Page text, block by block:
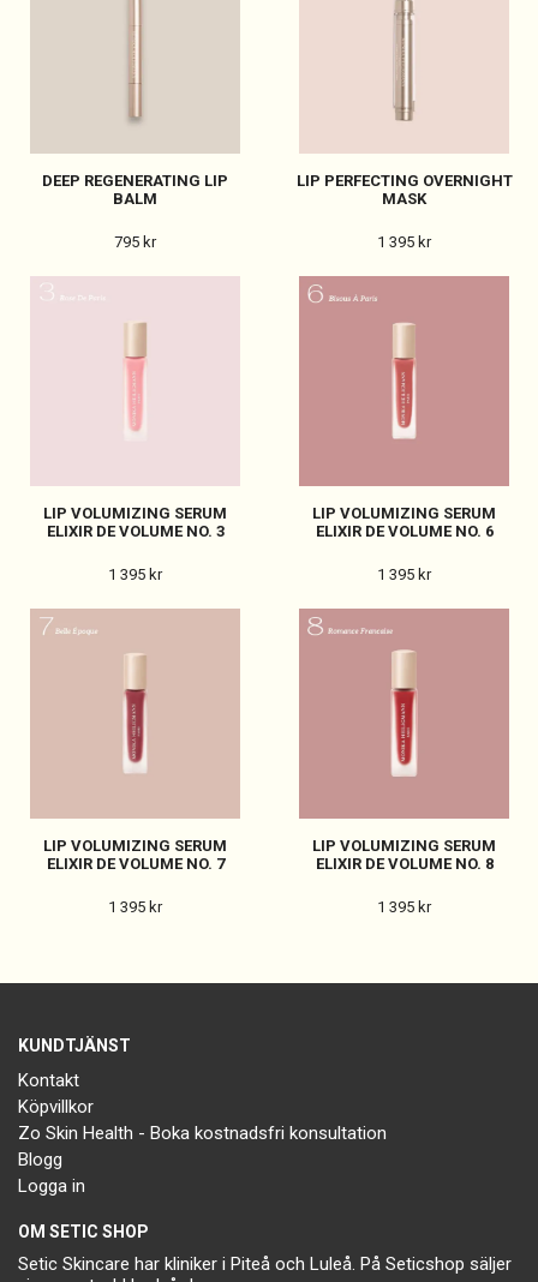
DEEP REGENERATING LIP
BALM
795 kr
LIP PERFECTING OVERNIGHT
MASK
1 395 kr
LIP VOLUMIZING SERUM
ELIXIR DE VOLUME NO. 3
1 395 kr
LIP VOLUMIZING SERUM
ELIXIR DE VOLUME NO. 6
1 395 kr
LIP VOLUMIZING SERUM
ELIXIR DE VOLUME NO. 7
1 395 kr
LIP VOLUMIZING SERUM
ELIXIR DE VOLUME NO. 8
1 395 kr
KUNDTJÄNST
Kontakt
Köpvillkor
Zo Skin Health - Boka kostnadsfri konsultation
Blogg
Logga in
OM SETIC SHOP
Setic Skincare har kliniker i Piteå och Luleå. På Seticshop säljer